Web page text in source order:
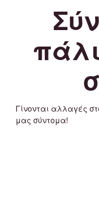
Γίνονται αλλαγές
μας σύντομα!